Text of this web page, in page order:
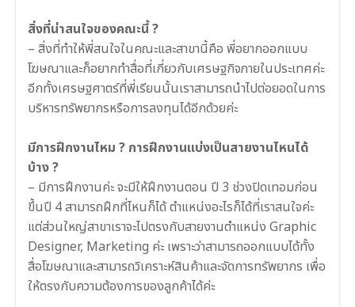
สิ่งที่น่าสนใจของคณะนี้ ?
– สิ่งที่ทำให้พี่สนใจในคณะและสาขานี้คือ พี่อยากออกแบบ
โฆษณาและก็อยากทำสื่อที่เกี่ยวกับเศรษฐกิจภายในประเทศค่ะ
อีกทั้งเศรษฐศาตร์ที่พี่เรียนนั้นเราสามารถนำไปต่อยอดในการ
บริหารทรัพยากรหรือการลงทุนได้อีกด้วยค่ะ
มีการฝึกงานไหม ? การฝึกงานแบ่งเป็นสายงานไหนได้
บ้าง ?
– มีการฝึกงานค่ะ จะมีให้ฝึกงานตอน ปี 3 ช่วงปิดเทอมก่อน
ขึ้นปี 4 สามารถฝึกที่ไหนก็ได้ ตำแหน่งอะไรก็ได้ที่เราสนใจค่ะ
แต่ส่วนใหญ่สาขาเราจะไปตรงกับสายงานตำแหน่ง Graphic
Designer, Marketing ค่ะ เพราะว่าสามารถออกแบบได้ทั้ง
สื่อโฆษณาและสามารถวิเคราะห์สินค้าและจัดการทรัพยากร เพื่อ
ให้ตรงกับความต้องการของลูกค้าได้ค่ะ